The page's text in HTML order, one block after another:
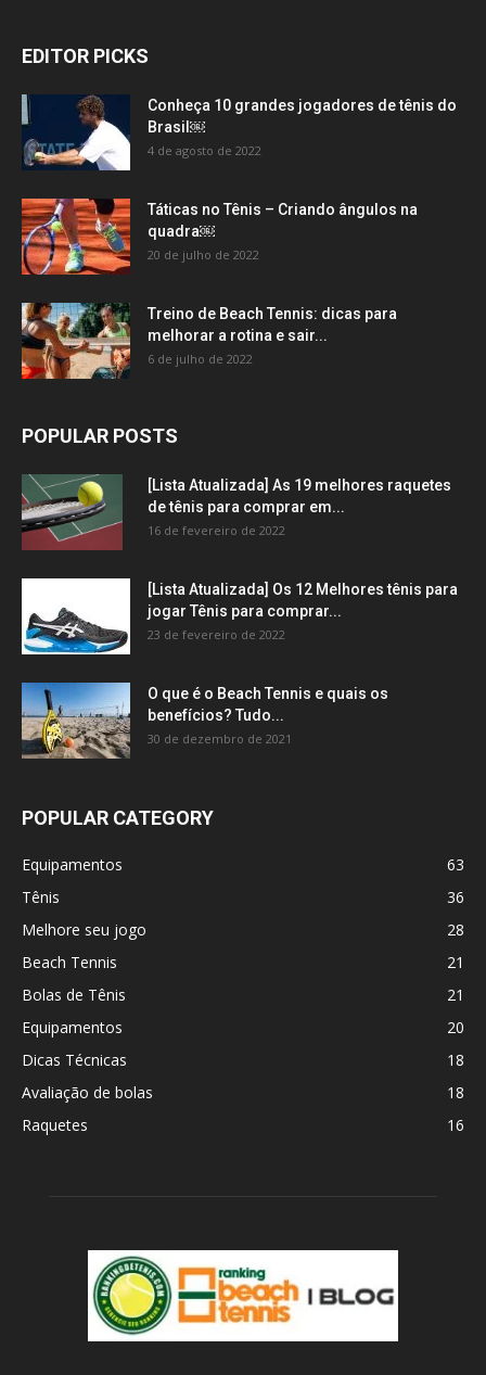
EDITOR PICKS
Conheça 10 grandes jogadores de tênis do
Brasil￼
4 de agosto de 2022
Táticas no Tênis – Criando ângulos na
quadra￼
20 de julho de 2022
Treino de Beach Tennis: dicas para
melhorar a rotina e sair...
6 de julho de 2022
POPULAR POSTS
[Lista Atualizada] As 19 melhores raquetes
de tênis para comprar em...
16 de fevereiro de 2022
[Lista Atualizada] Os 12 Melhores tênis para
jogar Tênis para comprar...
23 de fevereiro de 2022
O que é o Beach Tennis e quais os
benefícios? Tudo...
30 de dezembro de 2021
POPULAR CATEGORY
Equipamentos
63
Tênis
36
Melhore seu jogo
28
Beach Tennis
21
Bolas de Tênis
21
Equipamentos
20
Dicas Técnicas
18
Avaliação de bolas
18
Raquetes
16